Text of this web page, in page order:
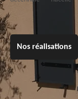
Nos réalisations